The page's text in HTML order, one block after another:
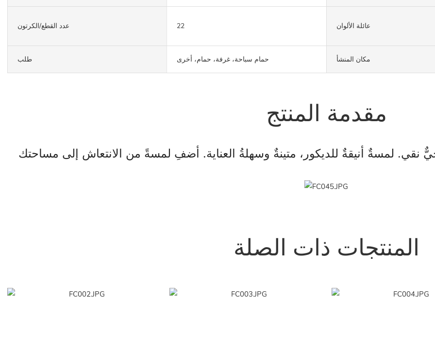
عدد القطع/الكرتون 22 عائلة الألوان
طلب حمام سباحة، غرفة، حمام، أخرى مكان المنشأ
مقدمة المنتج
المنتجات ذات الصلة